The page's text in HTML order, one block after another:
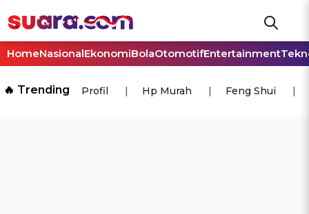
HomeNasionalEkonomiBolaOtomotifEntertainment
🔥 Trending Profil Hp Murah Feng Shui